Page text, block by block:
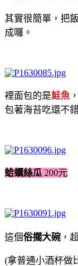
其實很簡單，把
成囉。
裡面包的是鮭魚
包著海苔吃還不
蛤蠣絲瓜 200元
這個俗擱大碗 ，
(拿普通小酒杯做